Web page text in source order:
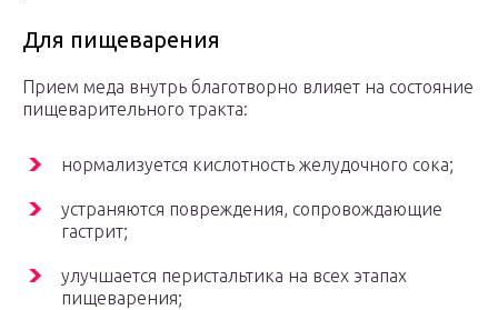
Для пищеварения
Прием меда внутрь благотворно влияет на состояние
пищеварительного тракта:
нормализуется кислотность желудочного сока;
устраняются повреждения, сопровождающие
гастрит;
улучшается перистальтика на всех этапах
пищеварения;